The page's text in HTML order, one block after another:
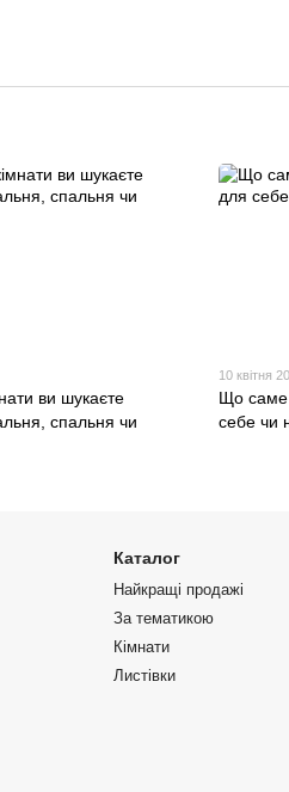
ви шукаєте
спальня чи
10 квітня
Що саме
себе чи
Каталог
Найкращі продажі
За тематикою
Кімнати
Листівки